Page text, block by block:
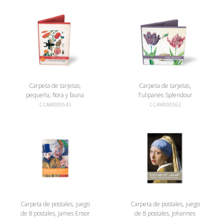
Carpeta de tarjetas,
pequeña, flora y fauna
CCAW000543
Carpeta de tarjetas,
Tulipanes Splendour
CCAW000562
Carpeta de postales, juego
de 8 postales, James Ensor
Carpeta de postales, juego
de 8 postales, Johannes